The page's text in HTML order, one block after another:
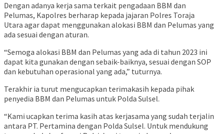
Dengan adanya kerja sama terkait pengadaan BBM dan
Pelumas, Kapolres berharap kepada jajaran Polres Toraja
Utara agar dapat menggunakan alokasi BBM dan Pelumas yang
ada sesuai dengan aturan.
“Semoga alokasi BBM dan Pelumas yang ada di tahun 2023 ini
dapat kita gunakan dengan sebaik-baiknya, sesuai dengan SOP
dan kebutuhan operasional yang ada,” tuturnya.
Terakhir ia turut mengucapkan terimakasih kepada pihak
penyedia BBM dan Pelumas untuk Polda Sulsel.
“Kami ucapkan terima kasih atas kerjasama yang sudah terjalin
antara PT. Pertamina dengan Polda Sulsel. Untuk mendukung